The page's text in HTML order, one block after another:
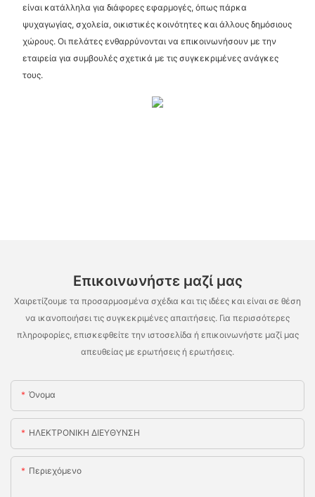
είναι κατάλληλα για διάφορες εφαρμογές, όπως πάρκα
ψυχαγωγίας, σχολεία, οικιστικές κοινότητες και άλλους δημόσιους
χώρους. Οι πελάτες ενθαρρύνονται να επικοινωνήσουν με την
εταιρεία για συμβουλές σχετικά με τις συγκεκριμένες ανάγκες
τους.
Επικοινωνήστε μαζί μας
Χαιρετίζουμε τα προσαρμοσμένα σχέδια και τις ιδέες και είναι σε θέση
να ικανοποιήσει τις συγκεκριμένες απαιτήσεις. Για περισσότερες
πληροφορίες, επισκεφθείτε την ιστοσελίδα ή επικοινωνήστε μαζί μας
απευθείας με ερωτήσεις ή ερωτήσεις.
Όνομα
ΗΛΕΚΤΡΟΝΙΚΗ ΔΙΕΥΘΥΝΣΗ
Περιεχόμενο